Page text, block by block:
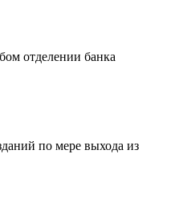
отделении банка
по мере выхода из